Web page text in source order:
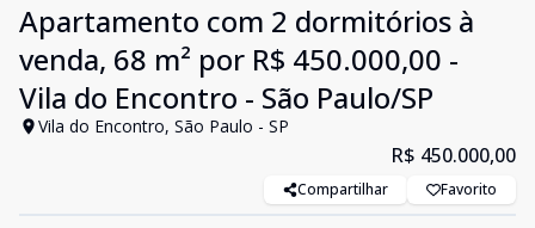
Apartamento com 2 dormitórios à
venda, 68 m² por R$ 450.000,00 -
Vila do Encontro - São Paulo/SP
Vila do Encontro, São Paulo - SP
R$ 450.000,00
Compartilhar Favorito